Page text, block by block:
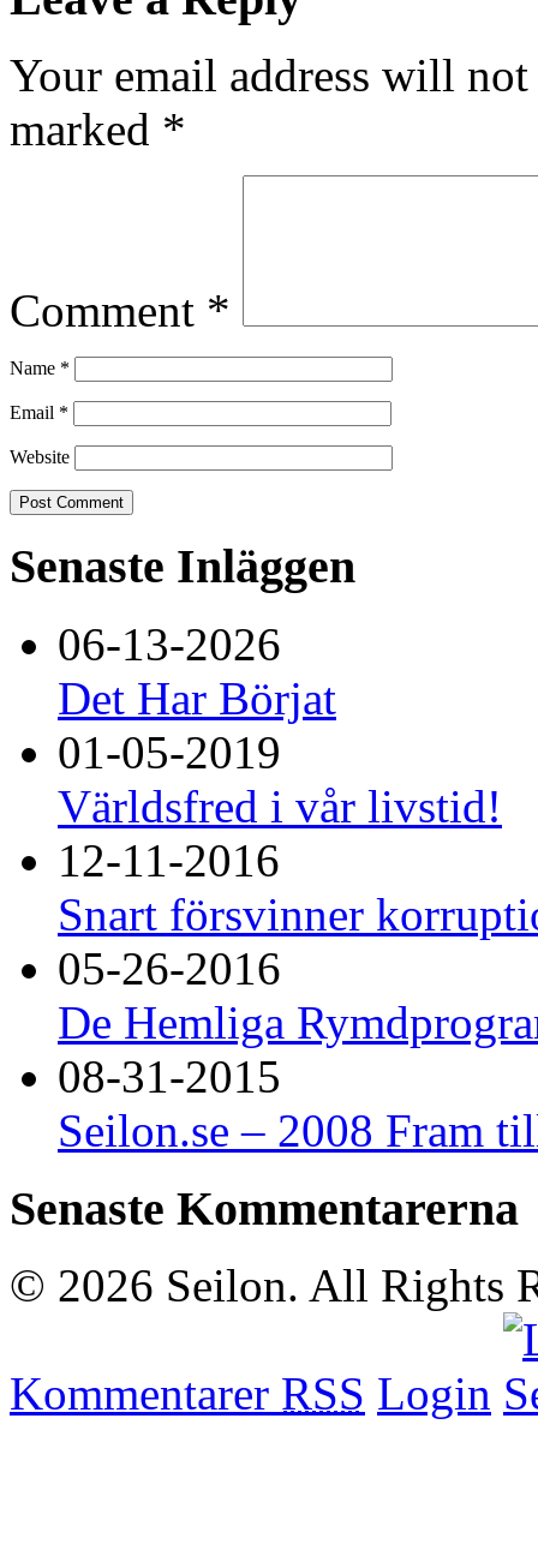
Your email address will
marked *
Comment *
Name *
Email *
Website
Senaste Inläggen
06-13-2026
Det Har Börjat
01-05-2019
Världsfred i vår livstid!
12-11-2016
Snart försvinner
05-26-2016
De Hemliga
08-31-2015
Seilon.se – 2008 Fram
Senaste Kommentarerna
© 2026 Seilon. All Rights
Kommentarer RSS Login